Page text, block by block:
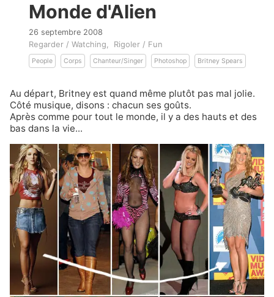
Monde d'Alien
26 septembre 2008
Regarder / Watching Rigoler / Fun
People Corps Chanteur/Singer Photoshop Britney Spears
Au départ, Britney est quand même plutôt pas mal jolie.
Côté musique, disons : chacun ses goûts.
Après comme pour tout le monde, il y a des hauts et des
bas dans la vie...